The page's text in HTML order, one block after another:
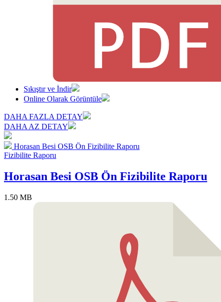
Sıkıştır ve İndir
Online Olarak Görüntüle
DAHA FAZLA DETAY
DAHA AZ DETAY
Horasan Besi OSB Ön Fizibilite Raporu
Fizibilite Raporu
Horasan Besi OSB Ön Fizibilite Raporu
1.50 MB